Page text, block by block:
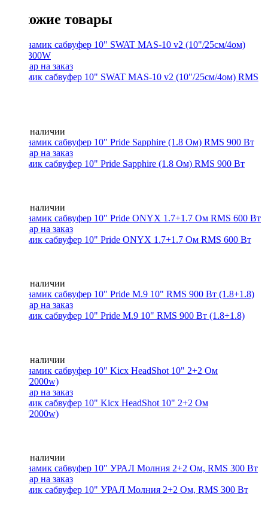
Похожие товары
Динамик сабвуфер 10" SWAT MAS-10 v2 (10"/25см/4ом) RMS
Нет в наличии
Динамик сабвуфер 10" Pride Sapphire (1.8 Ом) RMS 900 Вт
Нет в наличии
Динамик сабвуфер 10" Pride ONYX 1.7+1.7 Ом RMS 600 Вт
Нет в наличии
Динамик сабвуфер 10" Pride M.9 10" RMS 900 Вт (1.8+1.8)
Нет в наличии
Динамик сабвуфер 10" Kicx HeadShot 10" 2+2 Ом
(1000/2000w)
Нет в наличии
Динамик сабвуфер 10" УРАЛ Молния 2+2 Ом, RMS 300 Вт